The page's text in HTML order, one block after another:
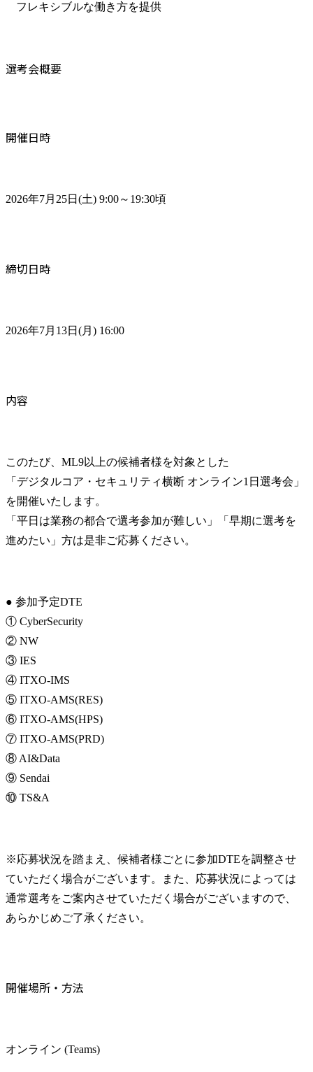
フレキシブルな働き方を提供
選考会概要
開催日時
2026年7月25日(土) 9:00～19:30頃
締切日時
2026年7月13日(月) 16:00
内容
このたび、ML9以上の候補者様を対象とした
「デジタルコア・セキュリティ横断 オンライン1日選考会」
を開催いたします。
「平日は業務の都合で選考参加が難しい」「早期に選考を
進めたい」方は是非ご応募ください。
● 参加予定DTE
① CyberSecurity
② NW
③ IES
④ ITXO-IMS
⑤ ITXO-AMS(RES)
⑥ ITXO-AMS(HPS)
⑦ ITXO-AMS(PRD)
⑧ AI&Data
⑨ Sendai
⑩ TS&A
※応募状況を踏まえ、候補者様ごとに参加DTEを調整させ
ていただく場合がございます。また、応募状況によっては
通常選考をご案内させていただく場合がございますので、
あらかじめご了承ください。
開催場所・方法
オンライン (Teams)